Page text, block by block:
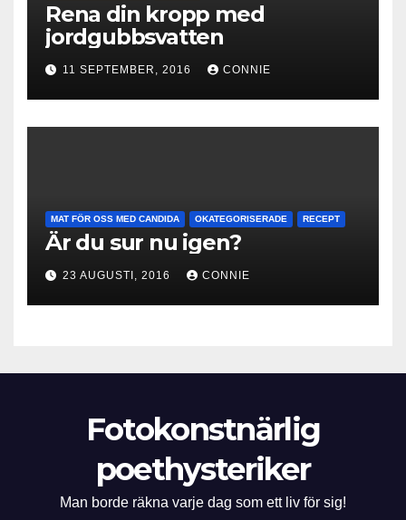
Rena din kropp med
jordgubbsvatten
11 SEPTEMBER, 2016 CONNIE
MAT FÖR OSS MED CANDIDA OKATEGORISERADE RECEPT
Är du sur nu igen?
23 AUGUSTI, 2016 CONNIE
Fotokonstnärlig
poethysteriker
Man borde räkna varje dag som ett liv för sig!